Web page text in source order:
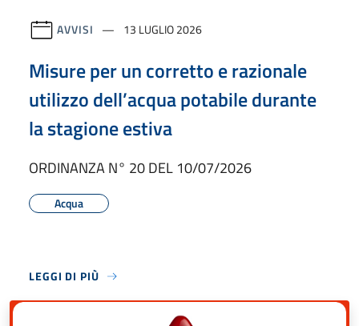
AVVISI 13 LUGLIO 2026
Misure per un corretto e razionale
utilizzo dell’acqua potabile durante
la stagione estiva
ORDINANZA N° 20 DEL 10/07/2026
Acqua
LEGGI DI PIÙ